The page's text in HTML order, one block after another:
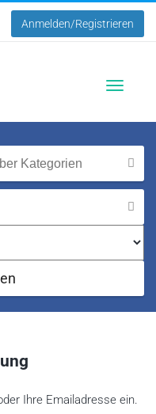
Anmelden/Registrieren
Ihre Emailadresse ein.